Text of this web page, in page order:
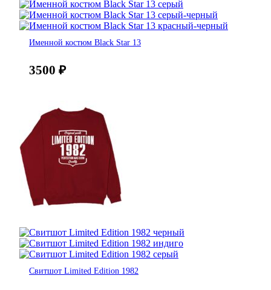
Именной костюм Black Star 13
3500 ₽
Свитшот Limited Edition 1982